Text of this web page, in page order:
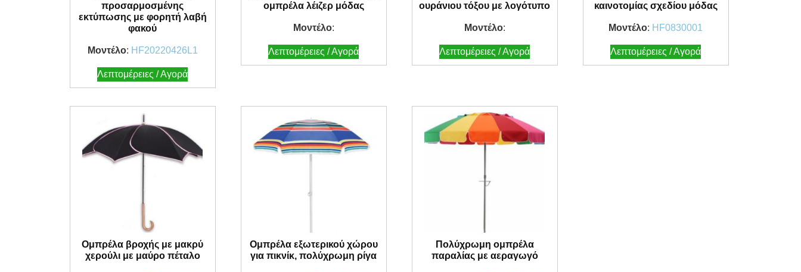
προσαρμοσμένης
εκτύπωσης με φορητή λαβή
φακού
Μοντέλο: HF20220426L1
Λεπτομέρειες / Αγορά
ομπρέλα λέιζερ μόδας
Μοντέλο:
Λεπτομέρειες / Αγορά
ουράνιου τόξου με λογότυπο
Μοντέλο:
Λεπτομέρειες / Αγορά
καινοτομίας σχεδίου μόδας
Μοντέλο: HF0830001
Λεπτομέρειες / Αγορά
Ομπρέλα βροχής με μακρύ
χερούλι με μαύρο πέταλο
Ομπρέλα εξωτερικού χώρου
για πικνίκ, πολύχρωμη ρίγα
Πολύχρωμη ομπρέλα
παραλίας με αεραγωγό